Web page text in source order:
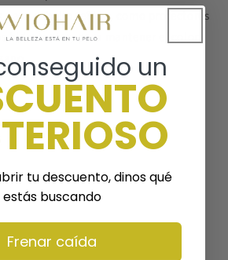
para cabello teñido, como protectores
hidratantes, para mantener el color
un
tu descuento, dinos qué
estás buscando
Frenar caída